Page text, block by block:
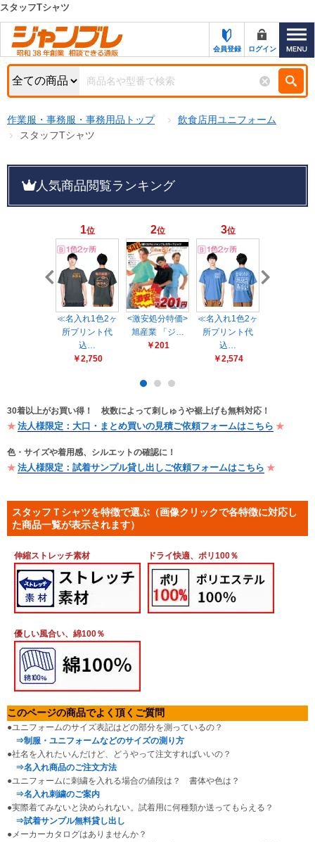
カテゴリー一覧
お知らせ
特集・キャンペーン一覧
初めての方へ
サポート＆ヘルプ
ジャンブレの特長
新規登録キャンペーン
名入れ刺繍
メーカーカタログ一覧
カタログ請求（無料）
試着サンプル無料貸し出し
デジタルカタログ
クイックオーダー
（注文番号からご注文）
ログアウト
Myページ
キーワード検索
検索条件
商品ステータスで絞る
キャンペーン
おすすめ
売れ筋
オリジナル
販売終了
販売価格(税抜き)で絞る
スタッフTシャツ
会員登録 ログイン
作業服・事務服・事務用品トップ
飲食店用ユニフォーム
スタッフTシャツ
人気商品閲覧ランキング
1位
≪名入れ1色2ヶ
所プリント代
込…
￥2,750
2位
<激安処分特価>
旭産業 「ジ…
￥201
3位
≪名入れ1色2ヶ
所プリント代
込…
￥2,574
30着以上がお買い得！ 枚数によって刺しゅうや裾上げも無料対応！
法人様限定：大口・まとめ買いの見積ご依頼フォームはこちら
色・サイズや着用感、シルエットの確認に！
法人様限定：試着サンプル貸し出しご依頼フォームはこちら
スタッフＴシャツを特徴で選ぶ（画像クリックで各特徴に対応し
た商品一覧が表示されます）
伸縮ストレッチ素材 ドライ快適、ポリ100％
優しい風合い、綿100％
このページの商品でよく頂くご質問
●ユニフォームのサイズ表記はどの部分を測っているの？
⇒制服・ユニフォームなどのサイズの測り方
●社名を入れたいんだけど、どうやって注文すればいいの？
⇒名入れ商品のご注文方法
●ユニフォームに刺繍を入れる場合の値段は？ 書体や色は？
⇒名入れ刺繍のご案内
●実際着てみないと決められない。試着用に何種類か送ってもらえる？
⇒試着サンプル無料貸し出し
●メーカーカタログはありませんか？